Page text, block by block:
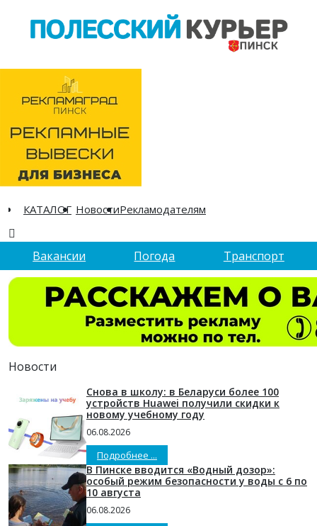
КАТАЛОГ НовостиРекламодателям
Вакансии Погода Транспорт
Новости
Снова в школу: в Беларуси более 100
устройств Huawei получили скидки к
новому учебному году
06.08.2026
Подробнее ...
В Пинске вводится «Водный дозор»:
особый режим безопасности у воды с 6 по
10 августа
06.08.2026